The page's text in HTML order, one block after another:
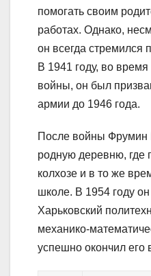
помогать своим
работах. Однако,
он всегда стремился
В 1941 году, во
войны, он был
армии до 1946 года.
После войны Фрумин
родную деревню, где
колхозе и в то же
школе. В 1954 году он
Харьковский
механико-
успешно окончил его